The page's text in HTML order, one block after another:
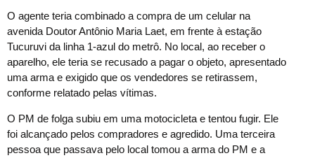
O agente teria combinado a compra de um celular na
avenida Doutor Antônio Maria Laet, em frente à estação
Tucuruvi da linha 1-azul do metrô. No local, ao receber o
aparelho, ele teria se recusado a pagar o objeto, apresentado
uma arma e exigido que os vendedores se retirassem,
conforme relatado pelas vítimas.
O PM de folga subiu em uma motocicleta e tentou fugir. Ele
foi alcançado pelos compradores e agredido. Uma terceira
pessoa que passava pelo local tomou a arma do PM e a